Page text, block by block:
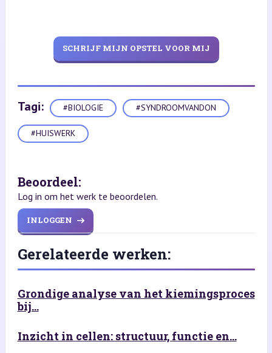
SCHRIJF MIJN OPSTEL VOOR MIJ
Tagi: #BIOLOGIE #SYNDROOMVANDON
#HUISWERK
Beoordeel:
Log in om het werk te beoordelen.
INLOGGEN
Gerelateerde werken:
Grondige analyse van het kiemingsproces
bij...
Inzicht in cellen: structuur, functie en...